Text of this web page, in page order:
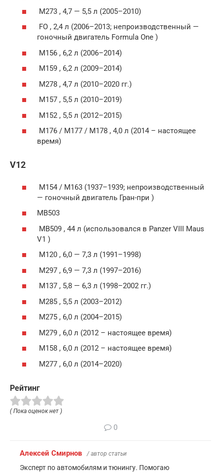
M273 , 4,7 — 5,5 л (2005–2010)
FO , 2,4 л (2006–2013; непроизводственный —
гоночный двигатель Formula One )
M156 , 6,2 л (2006–2014)
M159 , 6,2 л (2009–2014)
M278 , 4,7 л (2010–2020 гг.)
M157 , 5,5 л (2010–2019)
M152 , 5,5 л (2012–2015)
M176 / M177 / M178 , 4,0 л (2014 – настоящее
время)
V12
M154 / M163 (1937–1939; непроизводственный
— гоночный двигатель Гран-при )
MB503
MB509 , 44 л (использовался в Panzer VIII Maus
V1 )
M120 , 6,0 — 7,3 л (1991–1998)
M297 , 6,9 — 7,3 л (1997–2016)
M137 , 5,8 — 6,3 л (1998–2002 гг.)
M285 , 5,5 л (2003–2012)
M275 , 6,0 л (2004–2015)
M279 , 6,0 л (2012 – настоящее время)
M158 , 6,0 л (2012 – настоящее время)
M277 , 6,0 л (2014–2020)
Рейтинг
( Пока оценок нет )
0
Алексей Смирнов / автор статьи
Эксперт по автомобилям и тюнингу. Помогаю